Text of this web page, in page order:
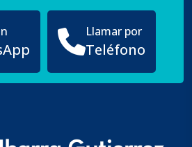
Llamar por
Teléfono